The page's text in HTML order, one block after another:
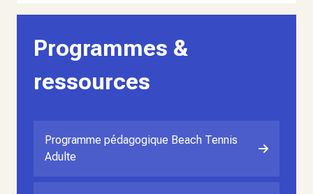
Programmes &
ressources
Programme pédagogique Beach Tennis
Adulte